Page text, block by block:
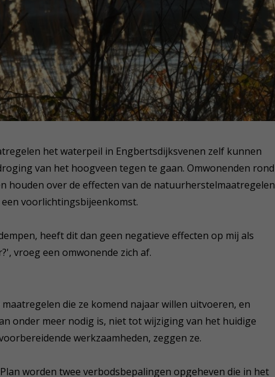
het waterpeil in Engbertsdijksvenen zelf kunnen
van het hoogveen tegen te gaan. Omwonenden rond
houden over de effecten van de natuurherstelmaatregelen
voorlichtingsbijeenkomst.
heeft dit dan geen negatieve effecten op mij als
vroeg een omwonende zich af.
die ze komend najaar willen uitvoeren, en
onder meer nodig is, niet tot wijziging van het huidige
werkzaamheden, zeggen ze.
worden twee verbodsbepalingen opgeheven die in het